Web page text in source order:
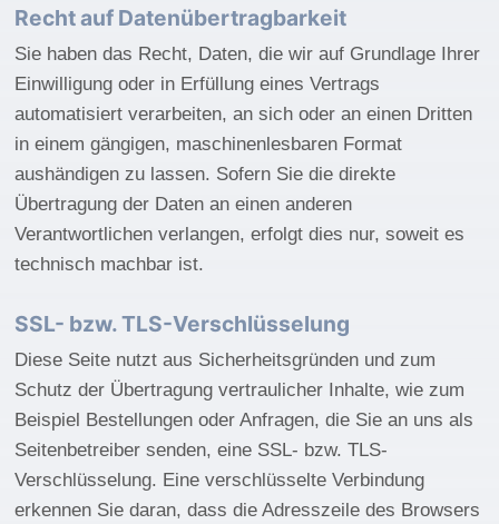
Recht auf Daten­übertrag­barkeit
Sie haben das Recht, Daten, die wir auf Grundlage Ihrer
Einwilligung oder in Erfüllung eines Vertrags
automatisiert verarbeiten, an sich oder an einen Dritten
in einem gängigen, maschinenlesbaren Format
aushändigen zu lassen. Sofern Sie die direkte
Übertragung der Daten an einen anderen
Verantwortlichen verlangen, erfolgt dies nur, soweit es
technisch machbar ist.
SSL- bzw. TLS-Verschlüsselung
Diese Seite nutzt aus Sicherheitsgründen und zum
Schutz der Übertragung vertraulicher Inhalte, wie zum
Beispiel Bestellungen oder Anfragen, die Sie an uns als
Seitenbetreiber senden, eine SSL- bzw. TLS-
Verschlüsselung. Eine verschlüsselte Verbindung
erkennen Sie daran, dass die Adresszeile des Browsers